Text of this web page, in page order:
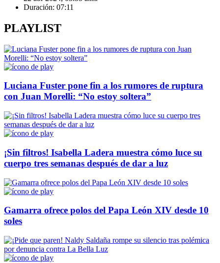
Duración: 07:11
PLAYLIST
Luciana Fuster pone fin a los rumores de ruptura
con Juan Morelli: “No estoy soltera”
¡Sin filtros! Isabella Ladera muestra cómo luce su
cuerpo tres semanas después de dar a luz
Gamarra ofrece polos del Papa León XIV desde 10
soles